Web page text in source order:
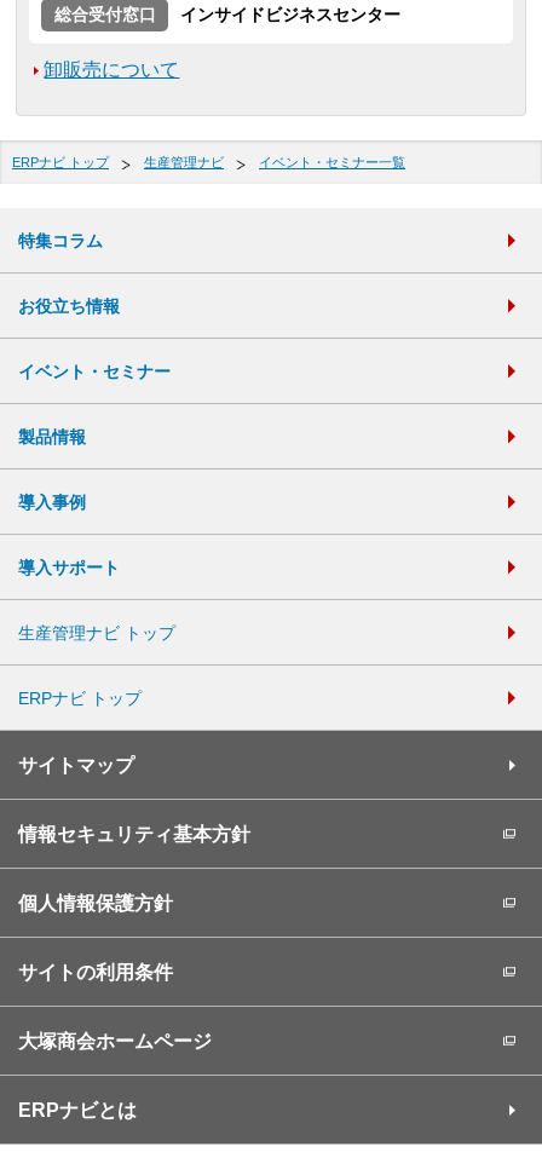
総合受付窓口
インサイドビジネスセンター
卸販売について
ERPナビ トップ 生産管理ナビ イベント・セミナー一覧
特集コラム
お役立ち情報
イベント・セミナー
製品情報
導入事例
導入サポート
生産管理ナビ トップ
ERPナビ トップ
サイトマップ
情報セキュリティ基本方針
個人情報保護方針
サイトの利用条件
大塚商会ホームページ
ERPナビとは